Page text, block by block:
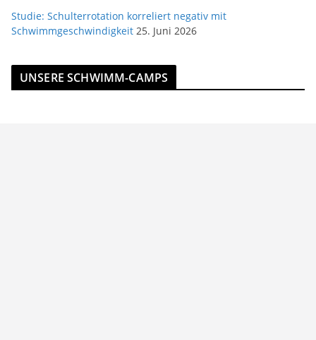
Studie: Schulterrotation korreliert negativ mit
Schwimmgeschwindigkeit 25. Juni 2026
UNSERE SCHWIMM-CAMPS